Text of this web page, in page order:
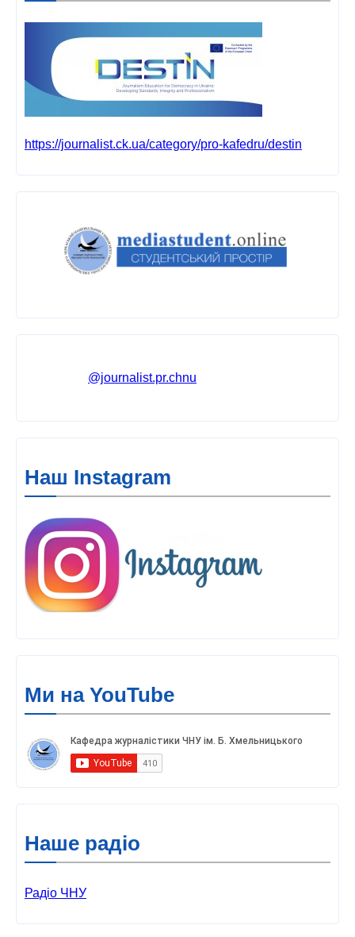
https://journalist.ck.ua/category/pro-kafedru/destin
@journalist.pr.chnu
Наш Instagram
Ми на YouTube
Наше радіо
Радіо ЧНУ